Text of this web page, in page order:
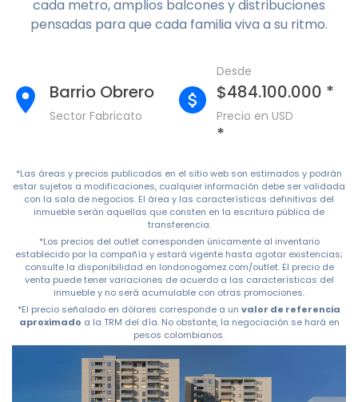
cada metro, amplios balcones y distribuciones
pensadas para que cada familia viva a su ritmo.
Barrio Obrero
Sector Fabricato
Desde
$484.100.000 *
Precio en USD
*
*Las áreas y precios publicados en el sitio web son estimados y podrán
estar sujetos a modificaciones, cualquier información debe ser validada
con la sala de negocios. El área y las características definitivas del
inmueble serán aquellas que consten en la escritura pública de
transferencia.
*Los precios del outlet corresponden únicamente al inventario
establecido por la compañía y estará vigente hasta agotar existencias;
consulte la disponibilidad en londonogomez.com/outlet. El precio de
venta puede tener variaciones de acuerdo a las características del
inmueble y no será acumulable con otras promociones.
*El precio señalado en dólares corresponde a un valor de referencia
aproximado a la TRM del día. No obstante, la negociación se hará en
pesos colombianos.